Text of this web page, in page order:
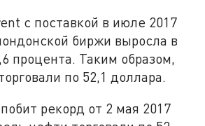
с поставкой в июле 2017
биржи выросла в
процента. Таким образом,
по 52,1 доллара.
рекорд от 2 мая 2017